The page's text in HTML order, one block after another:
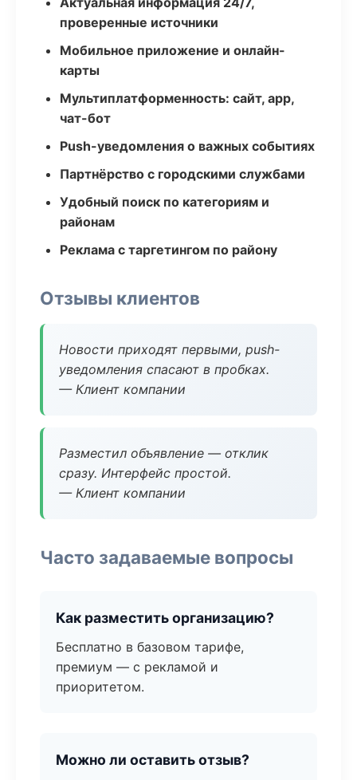
проверенные источники
Мобильное приложение и онлайн-
карты
Мультиплатформенность: сайт, app,
чат-бот
Push-уведомления о важных событиях
Партнёрство с городскими службами
Удобный поиск по категориям и
районам
Реклама с таргетингом по району
Отзывы клиентов
Новости приходят первыми, push-
уведомления спасают в пробках.
— Клиент компании
Разместил объявление — отклик
сразу. Интерфейс простой.
— Клиент компании
Часто задаваемые вопросы
Как разместить организацию?
Бесплатно в базовом тарифе,
премиум — с рекламой и
приоритетом.
Можно ли оставить отзыв?